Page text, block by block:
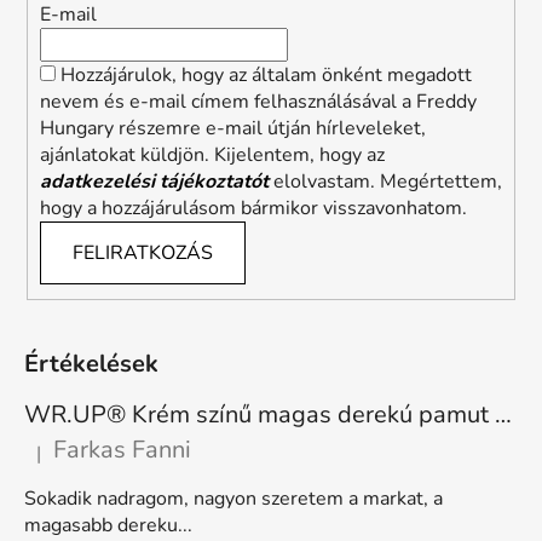
E-mail
Hozzájárulok, hogy az általam önként megadott
nevem és e-mail címem felhasználásával a Freddy
Hungary részemre e-mail útján hírleveleket,
ajánlatokat küldjön. Kijelentem, hogy az
adatkezelési tájékoztatótelolvastam. Megértettem,
hogy a hozzájárulásom bármikor visszavonhatom.
FELIRATKOZÁS
Értékelések
WR.UP® Krém színű magas derekú pamut nadrág RE(MOVE) WRUP1HC001ORG, Z40
A termék értékelése 5-ből 5 csillag.
| Farkas Fanni
Sokadik nadragom, nagyon szeretem a markat, a
magasabb dereku...